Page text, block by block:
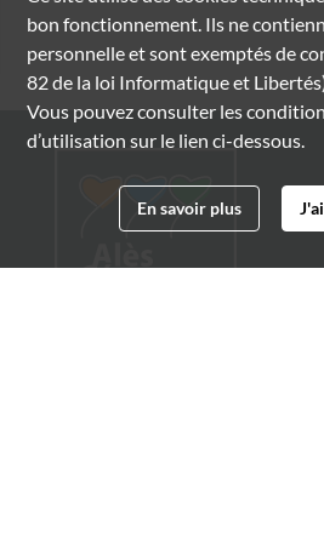
bon fonctionnement. Ils ne
personnelle et sont exemptés de
82 de la loi Informatique et
Vous pouvez consulter les
d’utilisation sur le lien ci-dessous.
En savoir plus